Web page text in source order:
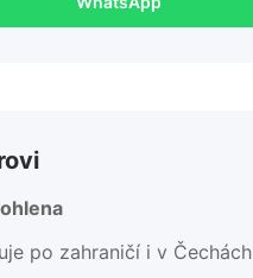
po zahraničí i v Čechách